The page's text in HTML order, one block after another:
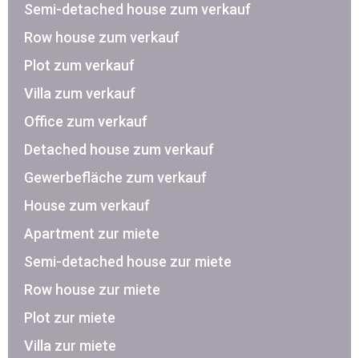
Semi-detached house zum verkauf
Row house zum verkauf
Plot zum verkauf
Villa zum verkauf
Office zum verkauf
Detached house zum verkauf
Gewerbefläche zum verkauf
House zum verkauf
Apartment zur miete
Semi-detached house zur miete
Row house zur miete
Plot zur miete
Villa zur miete